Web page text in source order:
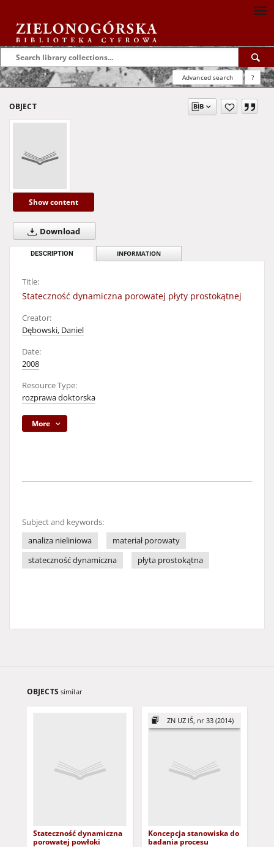
Advanced search ?
OBJECT
Show content
Download
DESCRIPTION INFORMATION
Title:
Stateczność dynamiczna porowatej płyty prostokątnej
Creator:
Dębowski, Daniel
Date:
2008
Resource Type:
rozprawa doktorska
More
Subject and keywords:
analiza nieliniowa
materiał porowaty
stateczność dynamiczna
płyta prostokątna
OBJECTS similar
Stateczność dynamiczna
porowatej powłoki
ZN UZ IŚ, nr 33 (2014)
Koncepcja stanowiska do
badania procesu